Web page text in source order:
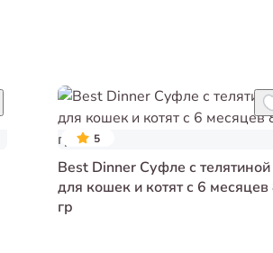
5
Best Dinner Суфле с телятиной
для кошек и котят с 6 месяцев
гр